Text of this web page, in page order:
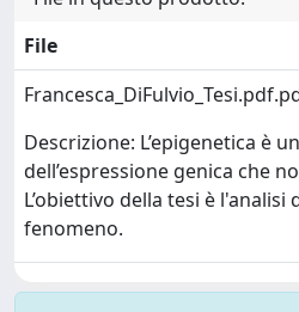
File
Descrizione: L’epigenetica è
dell’espressione genica che
L’obiettivo della tesi è
fenomeno.